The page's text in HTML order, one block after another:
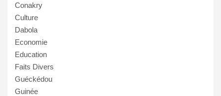
Conakry
Culture
Dabola
Economie
Education
Faits Divers
Guéckédou
Guinée